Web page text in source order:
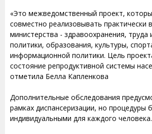
«Это межведомственный проект,
совместно реализовывать практически
министерства - здравоохранения, труда
политики, образования, культуры,
информационной политики. Цель
состояние репродуктивной системы
отметила Белла Капленкова
Дополнительные обследования
рамках диспансеризации, но процедуры
индивидуальными для каждого человека.